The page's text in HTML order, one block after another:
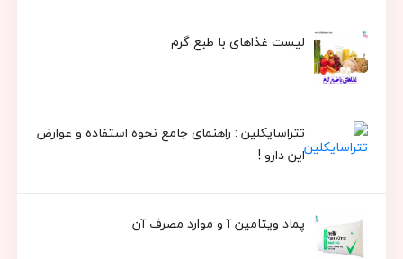
لیست غذاهای با طبع گرم
تتراسایکلین : راهنمای جامع نحوه استفاده و عوارض
این دارو !
پماد ویتامین آ و موارد مصرف آن